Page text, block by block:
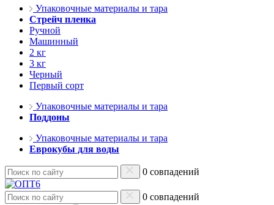
Упаковочные материалы и тара
Стрейч пленка
Ручной
Машинный
2 кг
3 кг
Черный
Первый сорт
Упаковочные материалы и тара
Поддоны
Упаковочные материалы и тара
Еврокубы для воды
0 совпадений
0 совпадений